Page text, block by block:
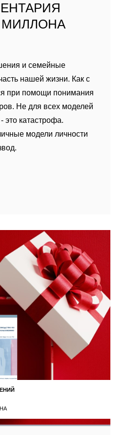
МИЛЛОНА
и семейные
нашей жизни. Как с
при помощи понимания
Не для всех моделей
это катастрофа.
модели личности